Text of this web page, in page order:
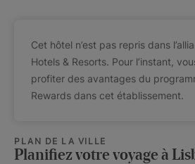
Cet hôtel n’est pas repris dans
Hotels & Resorts. Pour l’instant,
profiter des avantages du
Rewards dans cet établissement.
PLAN DE LA VILLE
Planifiez votre voyage à